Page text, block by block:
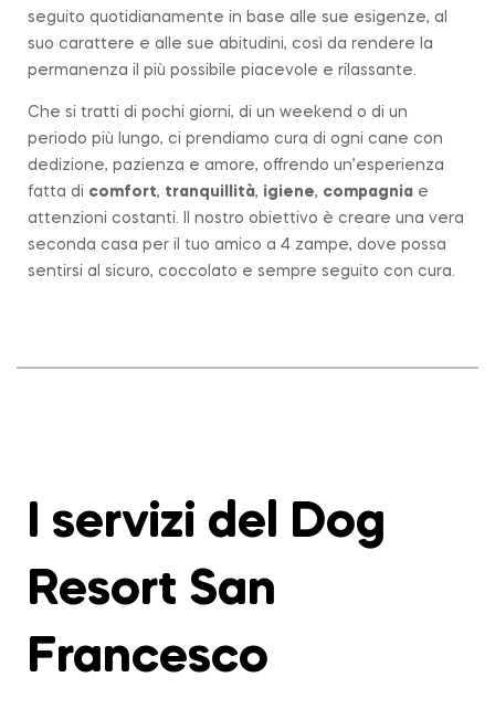
seguito quotidianamente in base alle sue esigenze, al
suo carattere e alle sue abitudini, così da rendere la
permanenza il più possibile piacevole e rilassante.
Che si tratti di pochi giorni, di un weekend o di un
periodo più lungo, ci prendiamo cura di ogni cane con
dedizione, pazienza e amore, offrendo un’esperienza
fatta di comfort, tranquillità, igiene, compagnia e
attenzioni costanti. Il nostro obiettivo è creare una vera
seconda casa per il tuo amico a 4 zampe, dove possa
sentirsi al sicuro, coccolato e sempre seguito con cura.
I servizi del Dog
Resort San
Francesco